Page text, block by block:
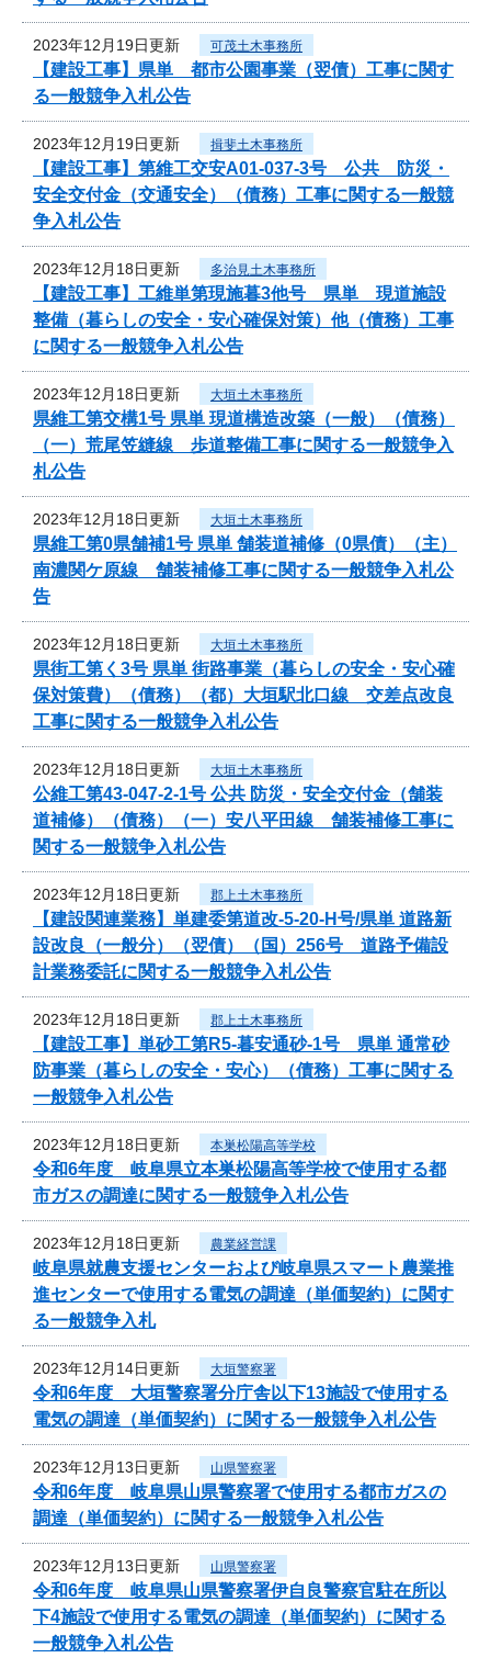
2023年12月19日更新 可茂土木事務所
【建設工事】県単 都市公園事業（翌債）工事に関す
る一般競争入札公告
2023年12月19日更新 揖斐土木事務所
【建設工事】第維工交安A01-037-3号 公共 防災・
安全交付金（交通安全）（債務）工事に関する一般競
争入札公告
2023年12月18日更新 多治見土木事務所
【建設工事】工維単第現施暮3他号 県単 現道施設
整備（暮らしの安全・安心確保対策）他（債務）工事
に関する一般競争入札公告
2023年12月18日更新 大垣土木事務所
県維工第交構1号 県単 現道構造改築（一般）（債務）
（一）荒尾笠縫線 歩道整備工事に関する一般競争入
札公告
2023年12月18日更新 大垣土木事務所
県維工第0県舗補1号 県単 舗装道補修（0県債）（主）
南濃関ケ原線 舗装補修工事に関する一般競争入札公
告
2023年12月18日更新 大垣土木事務所
県街工第く3号 県単 街路事業（暮らしの安全・安心確
保対策費）（債務）（都）大垣駅北口線 交差点改良
工事に関する一般競争入札公告
2023年12月18日更新 大垣土木事務所
公維工第43-047-2-1号 公共 防災・安全交付金（舗装
道補修）（債務）（一）安八平田線 舗装補修工事に
関する一般競争入札公告
2023年12月18日更新 郡上土木事務所
【建設関連業務】単建委第道改-5-20-H号/県単 道路新
設改良（一般分）（翌債）（国）256号 道路予備設
計業務委託に関する一般競争入札公告
2023年12月18日更新 郡上土木事務所
【建設工事】単砂工第R5-暮安通砂-1号 県単 通常砂
防事業（暮らしの安全・安心）（債務）工事に関する
一般競争入札公告
2023年12月18日更新 本巣松陽高等学校
令和6年度 岐阜県立本巣松陽高等学校で使用する都
市ガスの調達に関する一般競争入札公告
2023年12月18日更新 農業経営課
岐阜県就農支援センターおよび岐阜県スマート農業推
進センターで使用する電気の調達（単価契約）に関す
る一般競争入札
2023年12月14日更新 大垣警察署
令和6年度 大垣警察署分庁舎以下13施設で使用する
電気の調達（単価契約）に関する一般競争入札公告
2023年12月13日更新 山県警察署
令和6年度 岐阜県山県警察署で使用する都市ガスの
調達（単価契約）に関する一般競争入札公告
2023年12月13日更新 山県警察署
令和6年度 岐阜県山県警察署伊自良警察官駐在所以
下4施設で使用する電気の調達（単価契約）に関する
一般競争入札公告